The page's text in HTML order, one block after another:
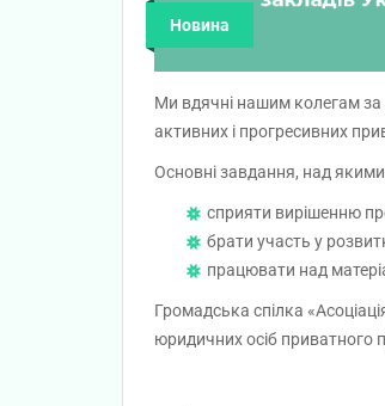
Новина
Ми вдячні нашим колегам за
активних і прогресивних
Основні завдання, над
сприяти вирішенню
брати участь у
працювати над
Громадська спілка
юридичних осіб приватного